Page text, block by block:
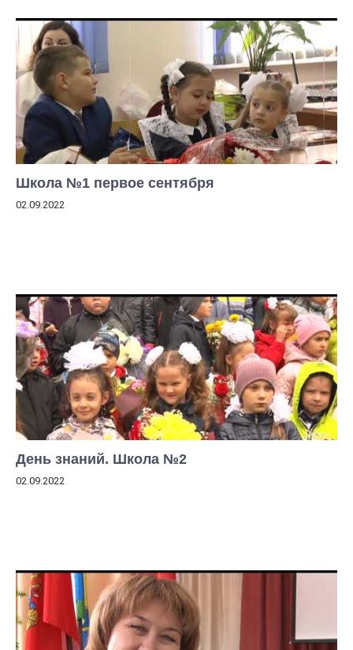
Школа №1 первое сентября
02.09.2022
День знаний. Школа №2
02.09.2022